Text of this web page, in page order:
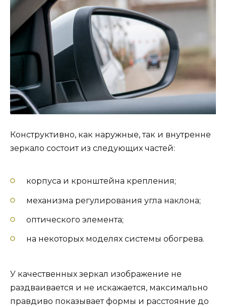
Конструктивно, как наружные, так и внутренне
зеркало состоит из следующих частей:
корпуса и кронштейна крепления;
механизма регулирования угла наклона;
оптического элемента;
на некоторых моделях системы обогрева.
У качественных зеркал изображение не
раздваивается и не искажается, максимально
правдиво показывает формы и расстояние до